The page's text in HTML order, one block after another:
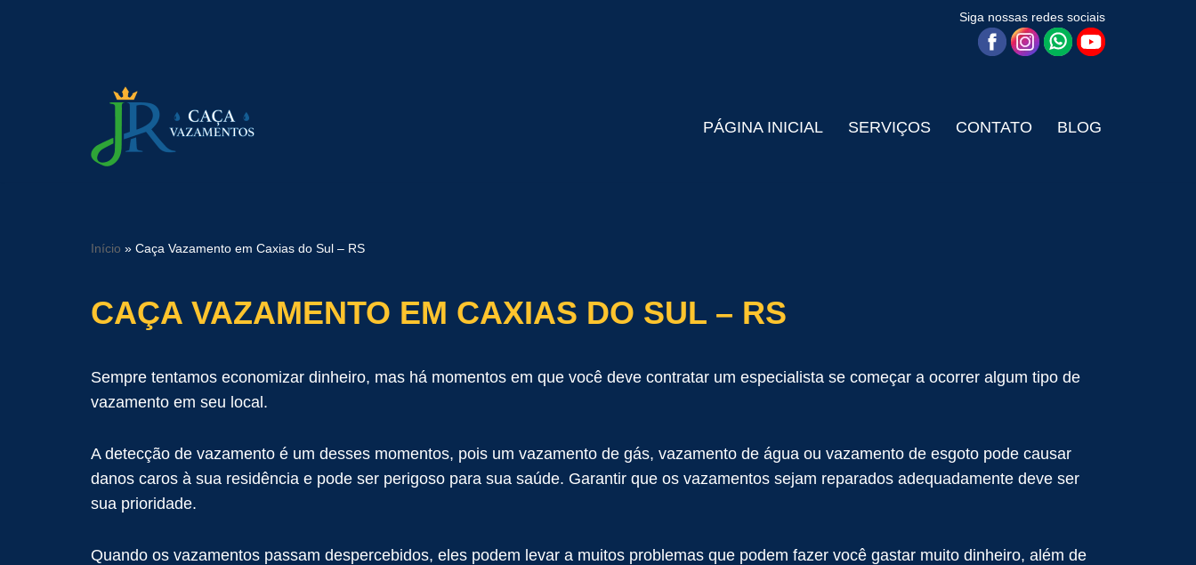
Siga nossas redes sociais
PÁGINA INICIAL SERVIÇOS CONTATO BLOG
Início » Caça Vazamento em Caxias do Sul – RS
CAÇA VAZAMENTO EM CAXIAS DO SUL – RS
Sempre tentamos economizar dinheiro, mas há momentos em que você deve contratar um especialista se começar a ocorrer algum tipo de
vazamento em seu local.
A detecção de vazamento é um desses momentos, pois um vazamento de gás, vazamento de água ou vazamento de esgoto pode causar
danos caros à sua residência e pode ser perigoso para sua saúde. Garantir que os vazamentos sejam reparados adequadamente deve ser
sua prioridade.
Quando os vazamentos passam despercebidos, eles podem levar a muitos problemas que podem fazer você gastar muito dinheiro, além de